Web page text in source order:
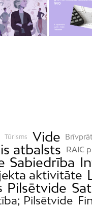
Tūrisms Vide
atbalsts RAIC
Sabiedrība
aktivitāte
Pilsētvide
Pilsētvide